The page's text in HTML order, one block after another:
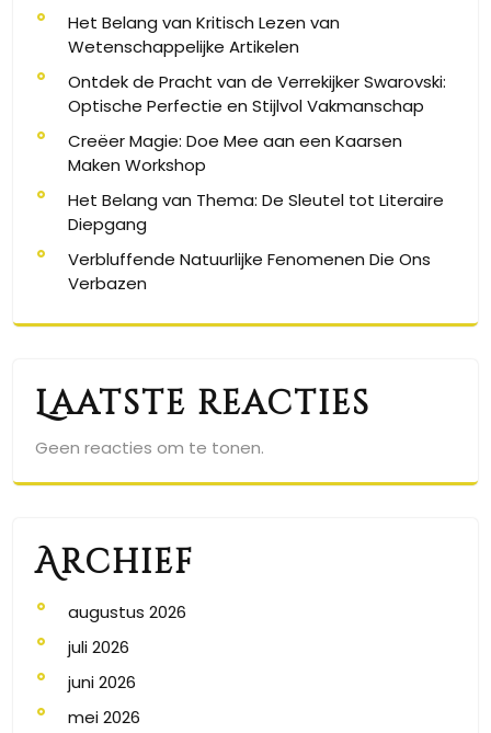
Het Belang van Kritisch Lezen van
Wetenschappelijke Artikelen
Ontdek de Pracht van de Verrekijker Swarovski:
Optische Perfectie en Stijlvol Vakmanschap
Creëer Magie: Doe Mee aan een Kaarsen
Maken Workshop
Het Belang van Thema: De Sleutel tot Literaire
Diepgang
Verbluffende Natuurlijke Fenomenen Die Ons
Verbazen
Laatste reacties
Geen reacties om te tonen.
Archief
augustus 2026
juli 2026
juni 2026
mei 2026